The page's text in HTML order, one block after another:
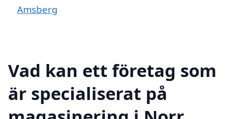
Amsberg
Vad kan ett företag som
är specialiserat på